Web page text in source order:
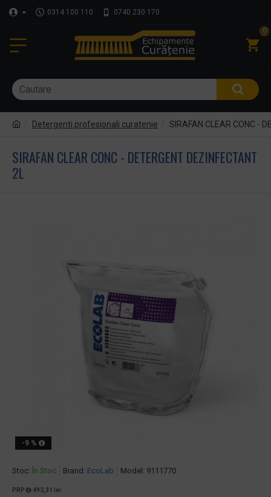
0314 100 110 0740 230 170
0
Detergenti profesionali curatenie SIRAFAN CLEAR CONC -
SIRAFAN CLEAR CONC - DETERGENT DEZINFECTANT
2L
-9 %
Stoc: În Stoc Brand: EcoLab Model: 9111770
PRP 492,31 lei